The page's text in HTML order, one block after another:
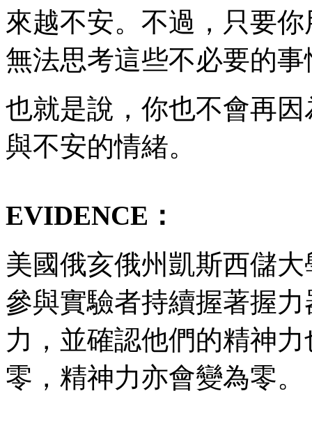
來越不安。不過，只要
無法思考這些不必要的事
也就是說，你也不會再
與不安的情緒。
EVIDENCE：
美國俄亥俄州凱斯西儲
參與實驗者持續握著握
力，並確認他們的精神
零，精神力亦會變為零。